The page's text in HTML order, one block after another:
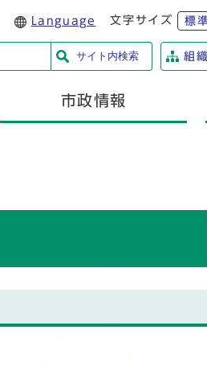
Language 文字サイズ 標
サイト内検索 組
市政情報